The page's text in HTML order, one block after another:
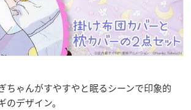
ちゃんがすやすやと眠るシーンで印象的
デザイン。